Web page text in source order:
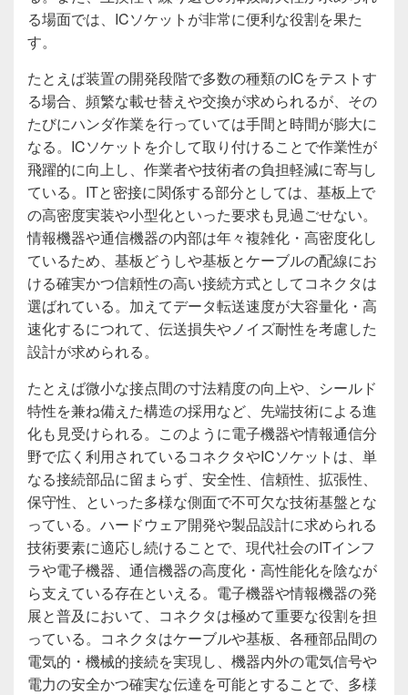
る場面では、ICソケットが非常に便利な役割を果た
す。
たとえば装置の開発段階で多数の種類のICをテストす
る場合、頻繁な載せ替えや交換が求められるが、その
たびにハンダ作業を行っていては手間と時間が膨大に
なる。ICソケットを介して取り付けることで作業性が
飛躍的に向上し、作業者や技術者の負担軽減に寄与し
ている。ITと密接に関係する部分としては、基板上で
の高密度実装や小型化といった要求も見過ごせない。
情報機器や通信機器の内部は年々複雑化・高密度化し
ているため、基板どうしや基板とケーブルの配線にお
ける確実かつ信頼性の高い接続方式としてコネクタは
選ばれている。加えてデータ転送速度が大容量化・高
速化するにつれて、伝送損失やノイズ耐性を考慮した
設計が求められる。
たとえば微小な接点間の寸法精度の向上や、シールド
特性を兼ね備えた構造の採用など、先端技術による進
化も見受けられる。このように電子機器や情報通信分
野で広く利用されているコネクタやICソケットは、単
なる接続部品に留まらず、安全性、信頼性、拡張性、
保守性、といった多様な側面で不可欠な技術基盤とな
っている。ハードウェア開発や製品設計に求められる
技術要素に適応し続けることで、現代社会のITインフ
ラや電子機器、通信機器の高度化・高性能化を陰なが
ら支えている存在といえる。電子機器や情報機器の発
展と普及において、コネクタは極めて重要な役割を担
っている。コネクタはケーブルや基板、各種部品間の
電気的・機械的接続を実現し、機器内外の電気信号や
電力の安全かつ確実な伝達を可能とすることで、多様